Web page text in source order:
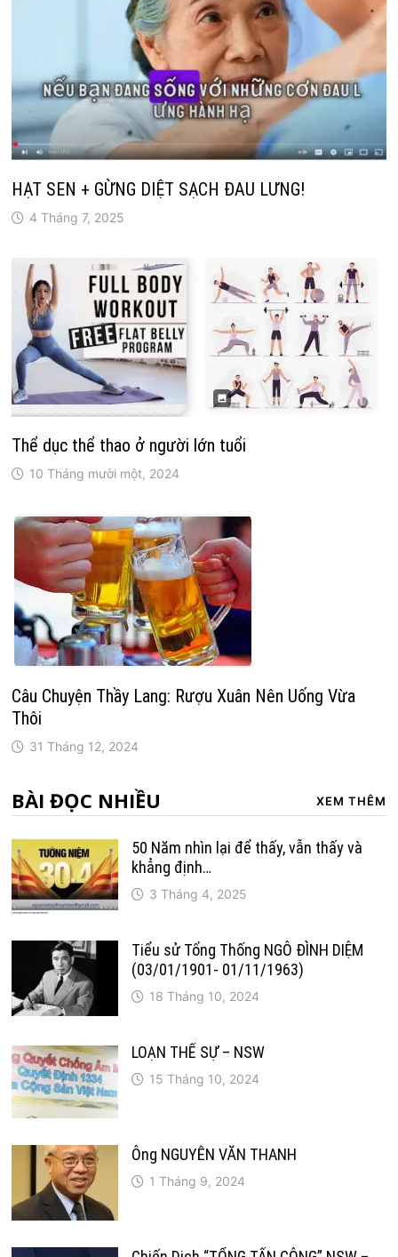
HẠT SEN + GỪNG DIỆT SẠCH ĐAU LƯNG!
4 Tháng 7, 2025
Thể dục thể thao ở người lớn tuổi
10 Tháng mười một, 2024
Câu Chuyện Thầy Lang: Rượu Xuân Nên Uống Vừa
Thôi
31 Tháng 12, 2024
BÀI ĐỌC NHIỀU XEM THÊM
50 Năm nhìn lại để thấy, vẫn thấy và
khẳng định…
3 Tháng 4, 2025
Tiểu sử Tổng Thống NGÔ ĐÌNH DIỆM
(03/01/1901- 01/11/1963)
18 Tháng 10, 2024
LOẠN THẾ SỰ – NSW
15 Tháng 10, 2024
Ông NGUYỄN VĂN THANH
1 Tháng 9, 2024